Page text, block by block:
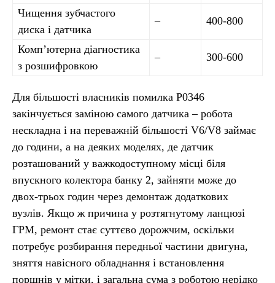
Чищення зубчастого
диска і датчика
– 400-800
Комп’ютерна діагностика
з розшифровкою
– 300-600
Для більшості власників помилка P0346
закінчується заміною самого датчика – робота
нескладна і на переважній більшості V6/V8 займає
до години, а на деяких моделях, де датчик
розташований у важкодоступному місці біля
впускного колектора банку 2, зайняти може до
двох-трьох годин через демонтаж додаткових
вузлів. Якщо ж причина у розтягнутому ланцюзі
ГРМ, ремонт стає суттєво дорожчим, оскільки
потребує розбирання передньої частини двигуна,
зняття навісного обладнання і встановлення
поршнів у мітки, і загальна сума з роботою нерідко